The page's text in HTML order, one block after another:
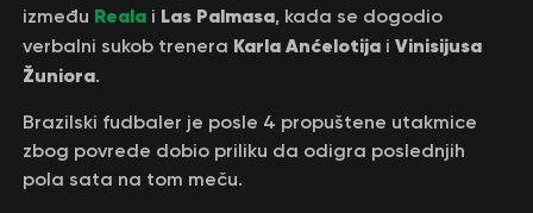
između Realai Las Palmasa, kada se dogodio
verbalni sukob trenera Karla Anćelotijai Vinisijusa
Žuniora.
Brazilski fudbaler je posle 4 propuštene utakmice
zbog povrede dobio priliku da odigra poslednjih
pola sata na tom meču.